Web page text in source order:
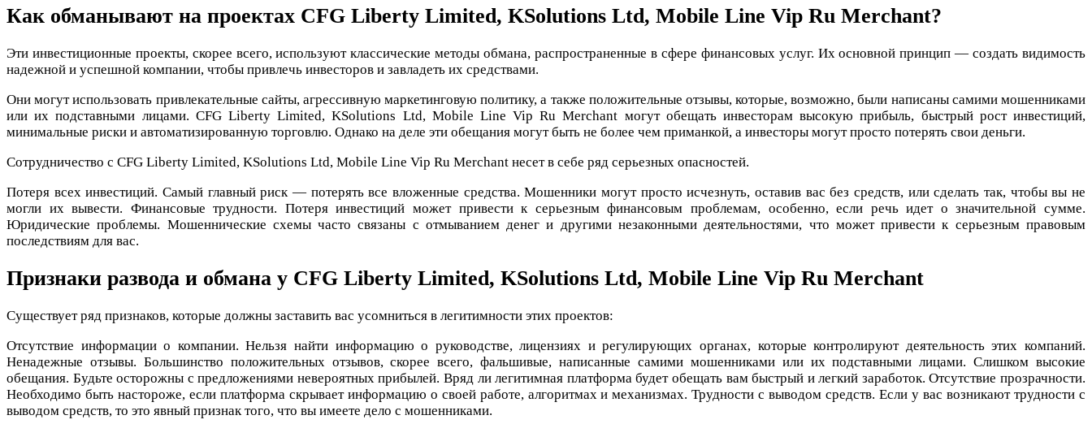
Как обманывают на проектах CFG Liberty Limited, KSolutions Ltd, Mobile Line Vip Ru Merchant?
Эти инвестиционные проекты, скорее всего, используют классические методы обмана, распространенные в сфере финансовых услуг. Их основной принцип — создать видимость
надежной и успешной компании, чтобы привлечь инвесторов и завладеть их средствами.
Они могут использовать привлекательные сайты, агрессивную маркетинговую политику, а также положительные отзывы, которые, возможно, были написаны самими мошенниками
или их подставными лицами. CFG Liberty Limited, KSolutions Ltd, Mobile Line Vip Ru Merchant могут обещать инвесторам высокую прибыль, быстрый рост инвестиций,
минимальные риски и автоматизированную торговлю. Однако на деле эти обещания могут быть не более чем приманкой, а инвесторы могут просто потерять свои деньги.
Сотрудничество с CFG Liberty Limited, KSolutions Ltd, Mobile Line Vip Ru Merchant несет в себе ряд серьезных опасностей.
Потеря всех инвестиций. Самый главный риск — потерять все вложенные средства. Мошенники могут просто исчезнуть, оставив вас без средств, или сделать так, чтобы вы не
могли их вывести. Финансовые трудности. Потеря инвестиций может привести к серьезным финансовым проблемам, особенно, если речь идет о значительной сумме.
Юридические проблемы. Мошеннические схемы часто связаны с отмыванием денег и другими незаконными деятельностями, что может привести к серьезным правовым
последствиям для вас.
Признаки развода и обмана у CFG Liberty Limited, KSolutions Ltd, Mobile Line Vip Ru Merchant
Существует ряд признаков, которые должны заставить вас усомниться в легитимности этих проектов:
Отсутствие информации о компании. Нельзя найти информацию о руководстве, лицензиях и регулирующих органах, которые контролируют деятельность этих компаний.
Ненадежные отзывы. Большинство положительных отзывов, скорее всего, фальшивые, написанные самими мошенниками или их подставными лицами. Слишком высокие
обещания. Будьте осторожны с предложениями невероятных прибылей. Вряд ли легитимная платформа будет обещать вам быстрый и легкий заработок. Отсутствие прозрачности.
Необходимо быть настороже, если платформа скрывает информацию о своей работе, алгоритмах и механизмах. Трудности с выводом средств. Если у вас возникают трудности с
выводом средств, то это явный признак того, что вы имеете дело с мошенниками.